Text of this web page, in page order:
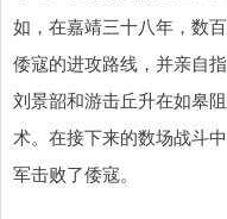
如，在嘉靖三十八年，数
倭寇的进攻路线，并亲自
刘景韶和游击丘升在如皋
术。在接下来的数场战斗
军击败了倭寇。